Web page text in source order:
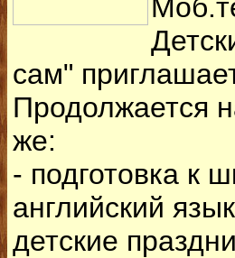
сам"
Продолжается
же:
- подготовка к
английский
детские